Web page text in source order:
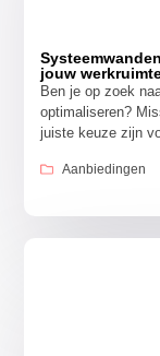
jouw
Ben je op zoek
optimaliseren?
juiste keuze zijn
Aanbiedingen